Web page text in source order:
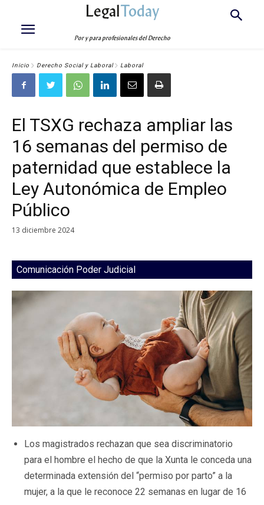
LegalToday
Por y para profesionales del Derecho
Inicio Derecho Social y Laboral Laboral
El TSXG rechaza ampliar las
16 semanas del permiso de
paternidad que establece la
Ley Autonómica de Empleo
Público
13 diciembre 2024
Comunicación Poder Judicial
Los magistrados rechazan que sea discriminatorio
para el hombre el hecho de que la Xunta le conceda una
determinada extensión del “permiso por parto” a la
mujer, a la que le reconoce 22 semanas en lugar de 16